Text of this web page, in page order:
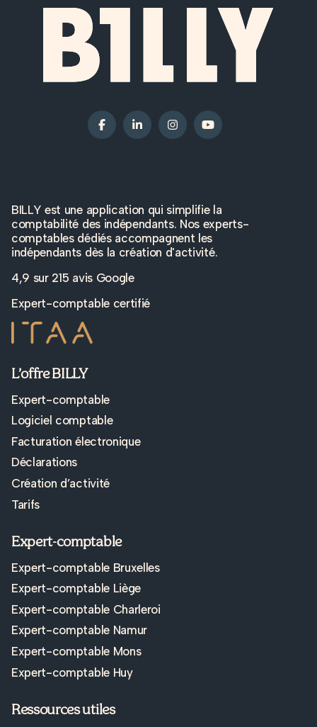
BILLY est une application qui simplifie la
comptabilité des indépendants. Nos experts-
comptables dédiés accompagnent les
indépendants dès la création d'activité.
4,9 sur 215 avis Google
Expert-comptable certifié
L’offre BILLY
Expert-comptable
Logiciel comptable
Facturation électronique
Déclarations
Création d’activité
Tarifs
Expert-comptable
Expert-comptable Bruxelles
Expert-comptable Liège
Expert-comptable Charleroi
Expert-comptable Namur
Expert-comptable Mons
Expert-comptable Huy
Ressources utiles